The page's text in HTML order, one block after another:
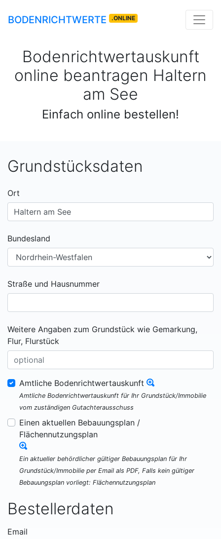
BODENRICHTWERTE .ONLINE
Bodenrichtwertauskunft
online beantragen Haltern
am See
Einfach online bestellen!
Grundstücksdaten
Ort
Bundesland
Straße und Hausnummer
Weitere Angaben zum Grundstück wie Gemarkung,
Flur, Flurstück
Amtliche Bodenrichtwertauskunft
Amtliche Bodenrichtwertauskunft für Ihr Grundstück/Immobilie
vom zuständigen Gutachterausschuss
Einen aktuellen Bebauungsplan /
Flächennutzungsplan
Ein aktueller behördlicher gültiger Bebauungsplan für Ihr
Grundstück/Immobilie per Email als PDF, Falls kein gültiger
Bebauungsplan vorliegt: Flächennutzungsplan
Bestellerdaten
Email